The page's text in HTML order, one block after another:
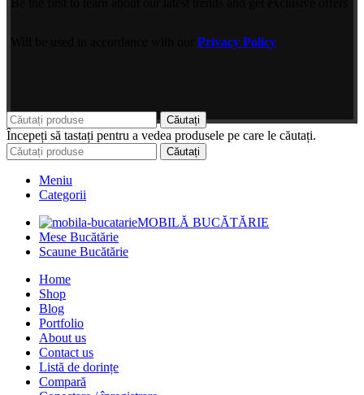
Privacy Policy
Căutați
Începeți să tastați pentru a vedea produsele pe care le căutați.
Căutați
Meniu
Categorii
MOBILĂ BUCĂTĂRIE
Mese Bucătărie
Scaune Bucătărie
Home
Shop
Blog
Portfolio
About us
Contact us
Listă de dorințe
Compară